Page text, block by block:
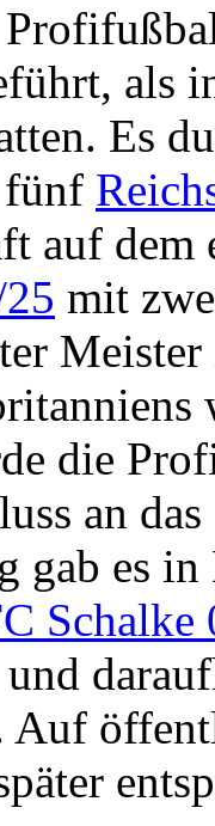
als
Es
fünf
auf dem
mit
die
an
gab es
Schalke
und
Auf